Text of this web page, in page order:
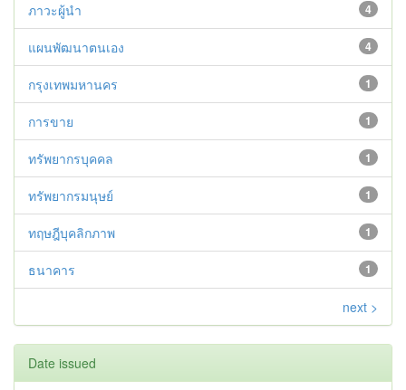
4
ภาวะผู้นำ
4
แผนพัฒนาตนเอง
1
กรุงเทพมหานคร
1
การขาย
1
ทรัพยากรบุคคล
1
ทรัพยากรมนุษย์
1
ทฤษฎีบุคลิกภาพ
1
ธนาคาร
next >
Date issued